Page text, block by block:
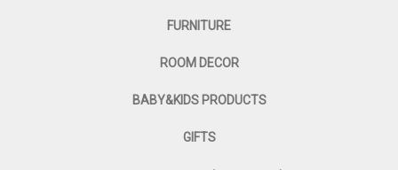
FURNITURE
ROOM DECOR
BABY&KIDS PRODUCTS
GIFTS